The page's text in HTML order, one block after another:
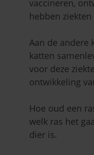
vaccineren,
hebben
Aan de andere
katten
voor deze
ontwikkeling
Hoe oud een
welk ras het
dier is.